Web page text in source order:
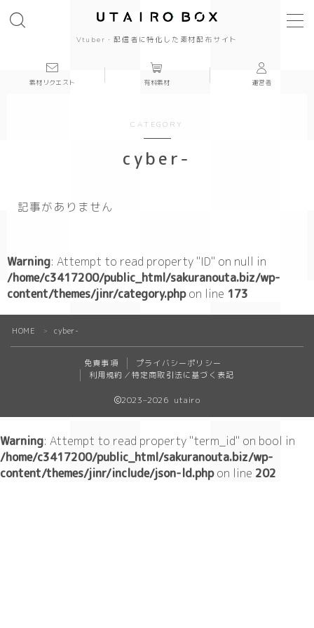
Vtuber・配信者に特化した素材配布サイト
beautiful
Japanese style
simple
Geometry
ダーク/ホラー
New Year
Valentine
素材リクエスト 有料素材 運営者
CATEGORY
cyber-
記事がありません
Warning: Attempt to read property "ID" on null in
/home/c3417200/public_html/sakuranouta.biz/wp-
content/themes/jinr/category.phpon line 173
HOME ＞ cyber-
免責事項
プライバシーポリシー
利用規約／特定商取引法に基づく表記
2023–2026 utairo
Warning: Attempt to read property "term_id" on bool in
/home/c3417200/public_html/sakuranouta.biz/wp-
content/themes/jinr/include/json-ld.phpon line 202